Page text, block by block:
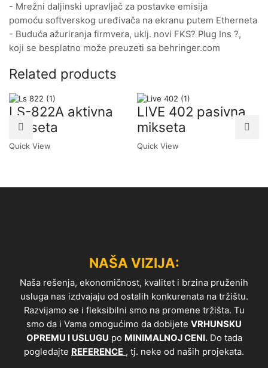
- Mrežni daljinski upravljač za postavke emisija
pomoću softverskog uređivača na ekranu putem Etherneta
- Buduća ažuriranja firmvera, uklj. novi FKS? Plug Ins ?,
koji se besplatno može preuzeti sa behringer.com
Related products
LS-822A aktivna
mikseta
Quick View
LIVE 402 pasivna
mikseta
Quick View
NAŠA VIZIJA:
Naša rešenja, ekonomičnost, kvalitet i brzina pruženih
usluga nas izdvajaju od ostalih konkurenata na tržištu.
Razvijamo se i fleksibilni smo na promene tržišta. Tu
smo da i Vama omogućimo da dobijete VRHUNSKU
OPREMU I USLUGU po MINIMALNOJ CENI.Do tada
pogledajte REFERENCE , tj. neke od naših projekata.